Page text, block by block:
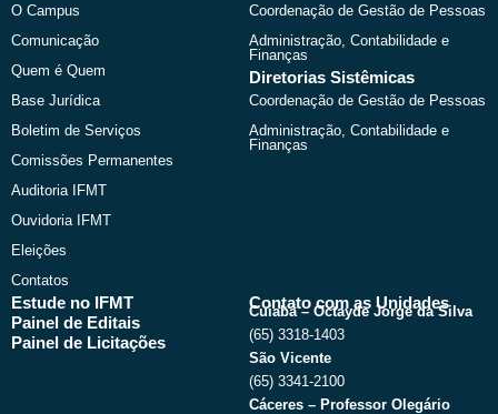
o
k
O Campus
Comunicação
Quem é Quem
Base Jurídica
Boletim de Serviços
Comissões Permanentes
Auditoria IFMT
Ouvidoria IFMT
Eleições
Contatos
Coordenação de Gestão de Pessoas
Administração, Contabilidade e
Finanças
Diretorias Sistêmicas
Coordenação de Gestão de Pessoas
Administração, Contabilidade e
Finanças
Estude no IFMT
Painel de Editais
Painel de Licitações
Contato com as Unidades
Cuiabá – Octayde Jorge da Silva
(65) 3318-1403
São Vicente
(65) 3341-2100
Cáceres – Professor Olegário